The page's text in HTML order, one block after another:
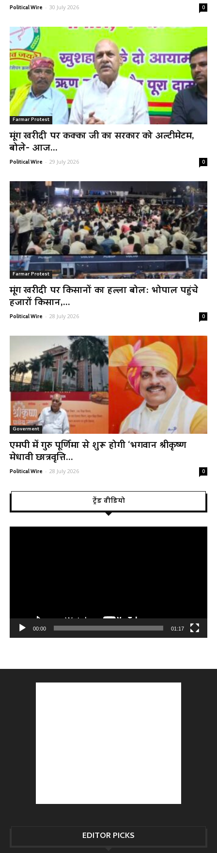
Political Wire - 30 July 2026 0
Farmar Protest
मूंग खरीदी पर कक्का जी का सरकार को अल्टीमेटम,
बोले- आज...
Political Wire - 29 July 2026 0
Farmar Protest
मूंग खरीदी पर किसानों का हल्ला बोल: भोपाल पहुंचे
हजारों किसान,...
Political Wire - 28 July 2026 0
Goverment
एमपी में गुरु पूर्णिमा से शुरू होगी ‘भगवान श्रीकृष्ण
मेधावी छात्रवृत्ति...
Political Wire - 28 July 2026 0
ट्रेंड वीडियो
00:00 01:17
EDITOR PICKS